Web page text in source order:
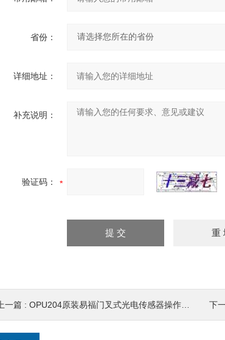
省份：
详细地址：
补充说明：
验证码：
上一篇 : OPU204原装易福门叉式光电传感器操作模式 下